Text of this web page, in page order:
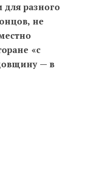
разного
не
«с
— в